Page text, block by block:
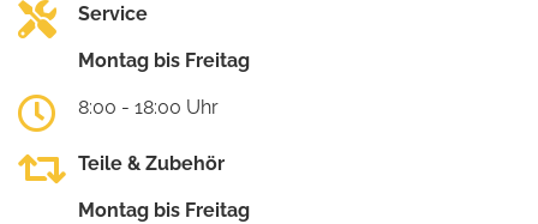
Service
Montag bis Freitag
8:00 - 18:00 Uhr
Teile & Zubehör
Montag bis Freitag